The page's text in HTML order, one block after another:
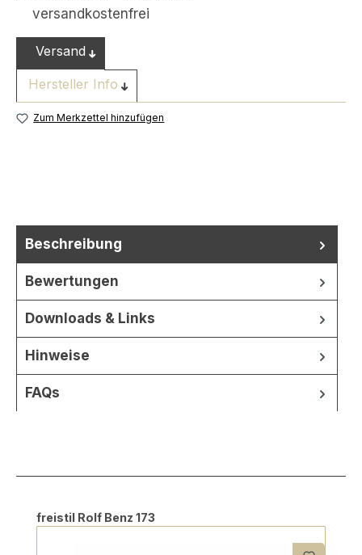
versandkostenfrei
Versand
Hersteller Info
Zum Merkzettel hinzufügen
Beschreibung
Bewertungen
Downloads & Links
Hinweise
FAQs
Produktgalerie überspringen
freistil Rolf Benz 173